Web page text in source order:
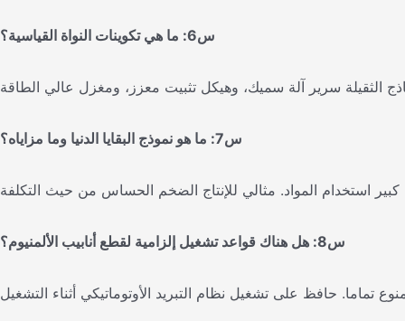
س6: ما هي تكوينات النواة القياسية؟
س7: ما هو نموذج البقايا الدنيا وما مزاياه؟
س8: هل هناك قواعد تشغيل إلزامية لقطع أنابيب الألمنيوم؟